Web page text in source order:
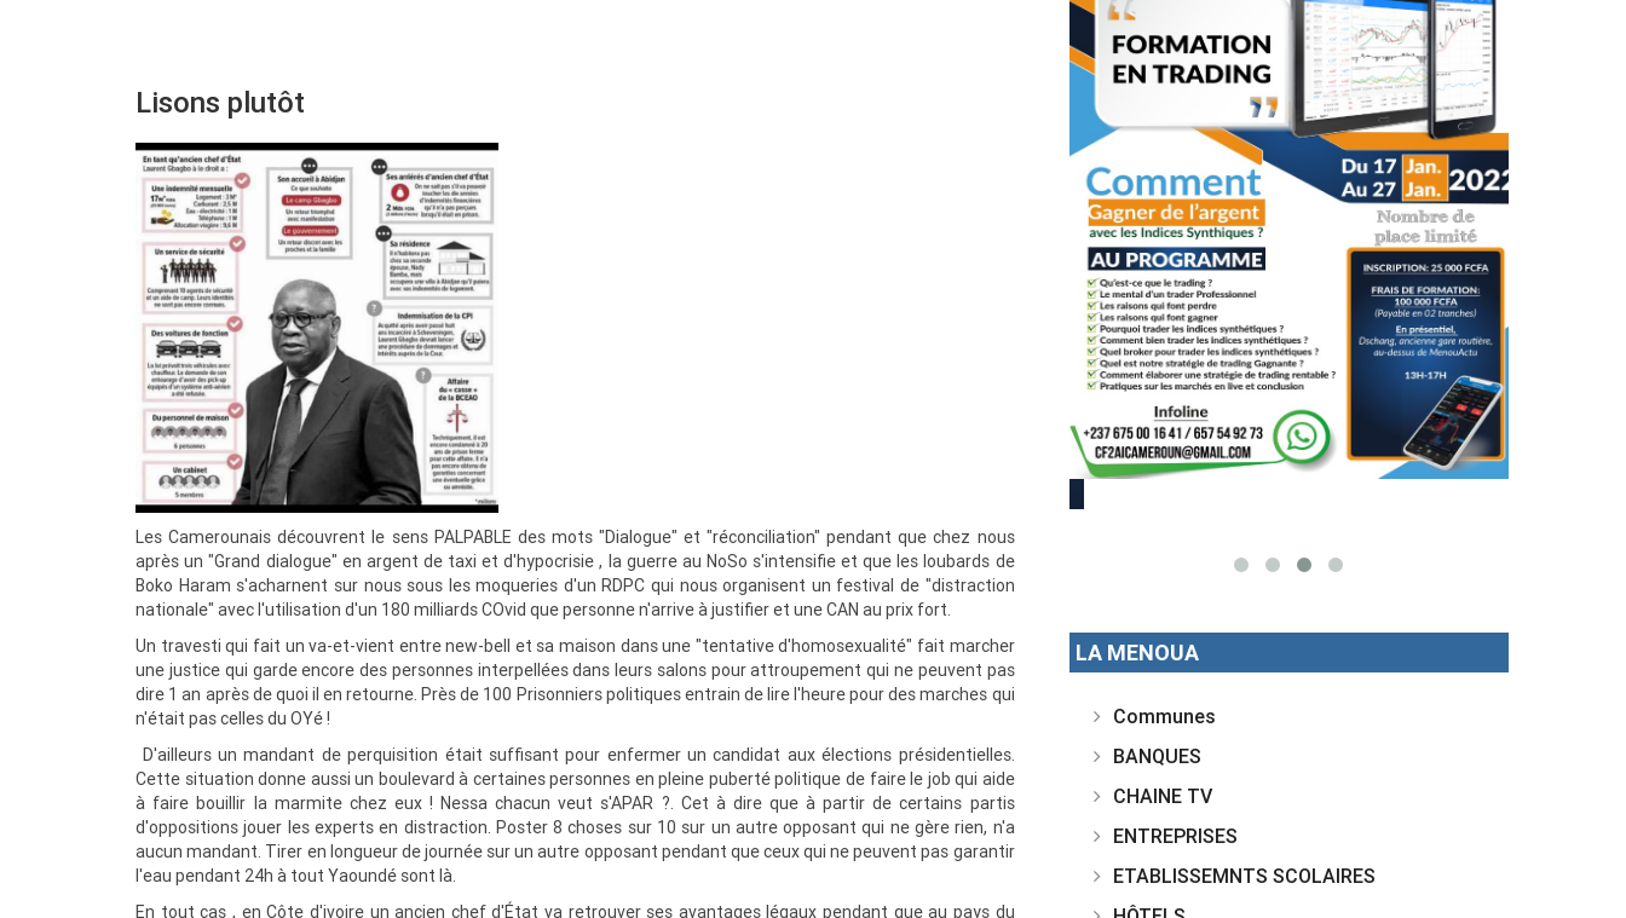
Lisons plutôt
Les Camerounais découvrent le sens PALPABLE des mots "Dialogue" et "réconciliation" pendant que chez nous
après un "Grand dialogue" en argent de taxi et d'hypocrisie , la guerre au NoSo s'intensifie et que les loubards de
Boko Haram s'acharnent sur nous sous les moqueries d'un RDPC qui nous organisent un festival de "distraction
nationale" avec l'utilisation d'un 180 milliards COvid que personne n'arrive à justifier et une CAN au prix fort.
Un travesti qui fait un va-et-vient entre new-bell et sa maison dans une "tentative d'homosexualité" fait marcher
une justice qui garde encore des personnes interpellées dans leurs salons pour attroupement qui ne peuvent pas
dire 1 an après de quoi il en retourne. Près de 100 Prisonniers politiques entrain de lire l'heure pour des marches qui
n'était pas celles du OYé !
D'ailleurs un mandant de perquisition était suffisant pour enfermer un candidat aux élections présidentielles.
Cette situation donne aussi un boulevard à certaines personnes en pleine puberté politique de faire le job qui aide
à faire bouillir la marmite chez eux ! Nessa chacun veut s'APAR ?. Cet à dire que à partir de certains partis
d'oppositions jouer les experts en distraction. Poster 8 choses sur 10 sur un autre opposant qui ne gère rien, n'a
aucun mandant. Tirer en longueur de journée sur un autre opposant pendant que ceux qui ne peuvent pas garantir
l'eau pendant 24h à tout Yaoundé sont là.
En tout cas , en Côte d'ivoire un ancien chef d'État va retrouver ses avantages légaux pendant que au pays du
LA MENOUA
Communes
BANQUES
CHAINE TV
ENTREPRISES
ETABLISSEMNTS SCOLAIRES